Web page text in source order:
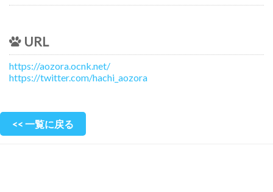
URL
https://aozora.ocnk.net/
https://twitter.com/hachi_aozora
<< 一覧に戻る